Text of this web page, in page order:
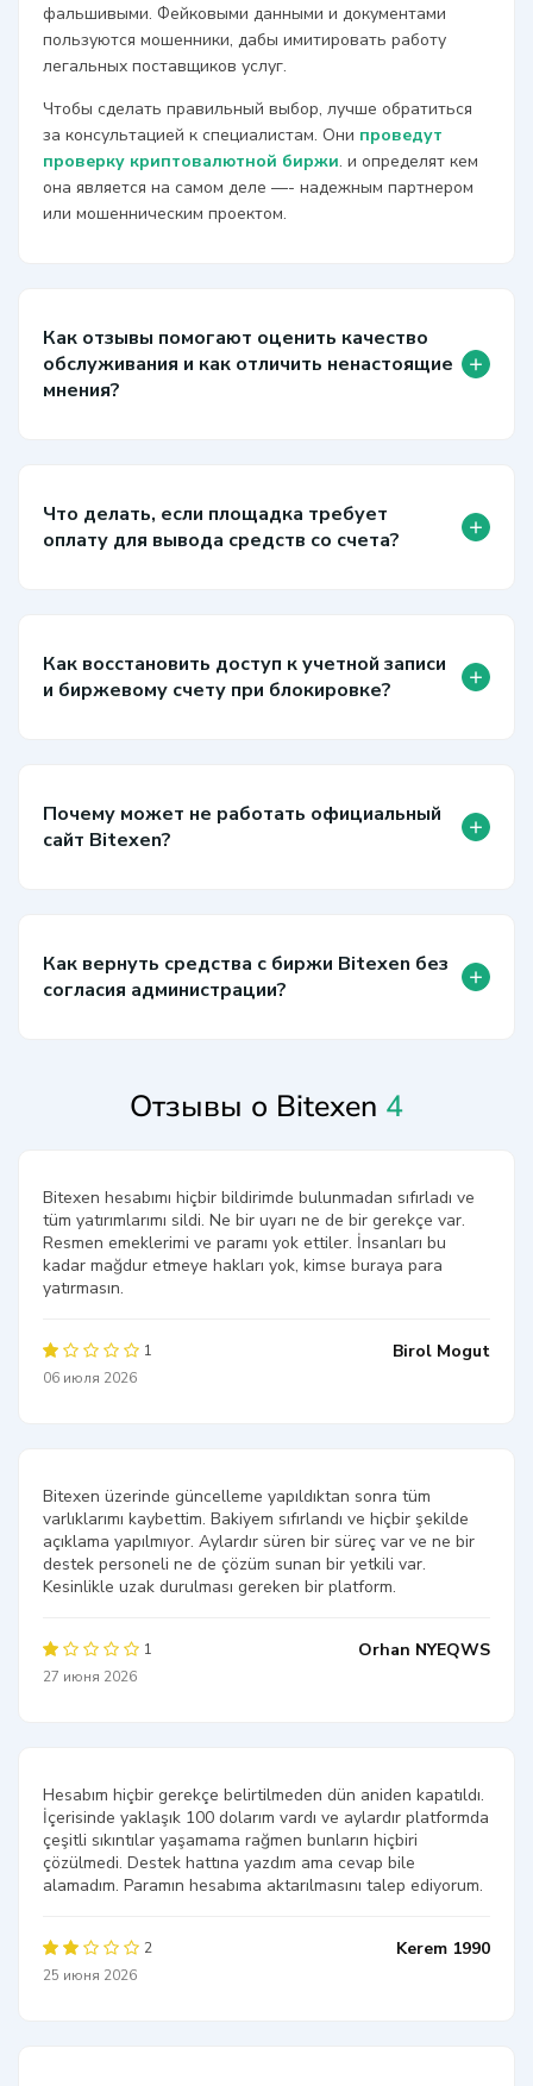
фальшивыми. Фейковыми данными и документами
пользуются мошенники, дабы имитировать работу
легальных поставщиков услуг.
Чтобы сделать правильный выбор, лучше обратиться
за консультацией к специалистам. Они проведут
проверку криптовалютной биржи. и определят кем
она является на самом деле —- надежным партнером
или мошенническим проектом.
Как отзывы помогают оценить качество
обслуживания и как отличить ненастоящие
мнения?
+
Что делать, если площадка требует
оплату для вывода средств со счета?
+
Как восстановить доступ к учетной записи
и биржевому счету при блокировке?
+
Почему может не работать официальный
сайт Bitexen?
+
Как вернуть средства с биржи Bitexen без
согласия администрации?
+
Отзывы о Bitexen 4
Bitexen hesabımı hiçbir bildirimde bulunmadan sıfırladı ve
tüm yatırımlarımı sildi. Ne bir uyarı ne de bir gerekçe var.
Resmen emeklerimi ve paramı yok ettiler. İnsanları bu
kadar mağdur etmeye hakları yok, kimse buraya para
yatırmasın.
1
06 июля 2026
Birol Mogut
Bitexen üzerinde güncelleme yapıldıktan sonra tüm
varlıklarımı kaybettim. Bakiyem sıfırlandı ve hiçbir şekilde
açıklama yapılmıyor. Aylardır süren bir süreç var ve ne bir
destek personeli ne de çözüm sunan bir yetkili var.
Kesinlikle uzak durulması gereken bir platform.
1
27 июня 2026
Orhan NYEQWS
Hesabım hiçbir gerekçe belirtilmeden dün aniden kapatıldı.
İçerisinde yaklaşık 100 dolarım vardı ve aylardır platformda
çeşitli sıkıntılar yaşamama rağmen bunların hiçbiri
çözülmedi. Destek hattına yazdım ama cevap bile
alamadım. Paramın hesabıma aktarılmasını talep ediyorum.
2
25 июня 2026
Kerem 1990